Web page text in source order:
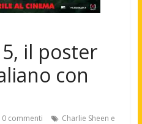
il poster
con
0 commenti
Charlie Sheen e